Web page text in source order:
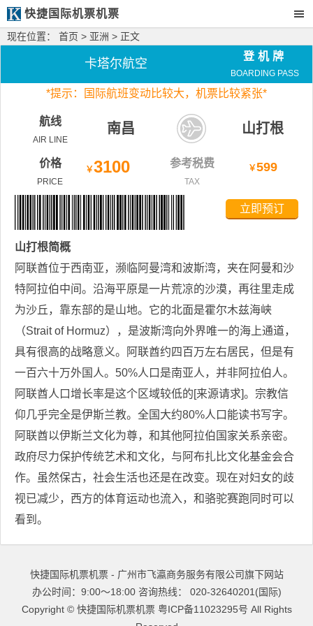
快捷国际机票机票
现在位置： 首页 > 亚洲 > 正文
卡塔尔航空
登机牌
BOARDING PASS
*提示：国际航班变动比较大， 机票比较紧张*
航线
AIR LINE
南昌 山打根
价格
PRICE
￥3100 参考税费
TAX
￥599
立即预订
山打根简概
阿联酋位于西南亚，濒临阿曼湾和波斯湾，夹在阿曼和沙
特阿拉伯中间。沿海平原是一片荒凉的沙漠，再往里走成
为沙丘，靠东部的是山地。它的北面是霍尔木兹海峡
（Strait of Hormuz），是波斯湾向外界唯一的海上通道，
具有很高的战略意义。阿联酋约四百万左右居民，但是有
一百六十万外国人。50%人口是南亚人，并非阿拉伯人。
阿联酋人口增长率是这个区域较低的[来源请求]。宗教信
仰几乎完全是伊斯兰教。全国大约80%人口能读书写字。
阿联酋以伊斯兰文化为尊，和其他阿拉伯国家关系亲密。
政府尽力保护传统艺术和文化，与阿布扎比文化基金会合
作。虽然保古，社会生活也还是在改变。现在对妇女的歧
视已减少，西方的体育运动也流入，和骆驼赛跑同时可以
看到。
快捷国际机票机票 - 广州市飞瀛商务服务有限公司旗下网站
办公时间：9:00～18:00 咨询热线： 020-32640201(国际)
Copyright © 快捷国际机票机票 粤ICP备11023295号 All Rights